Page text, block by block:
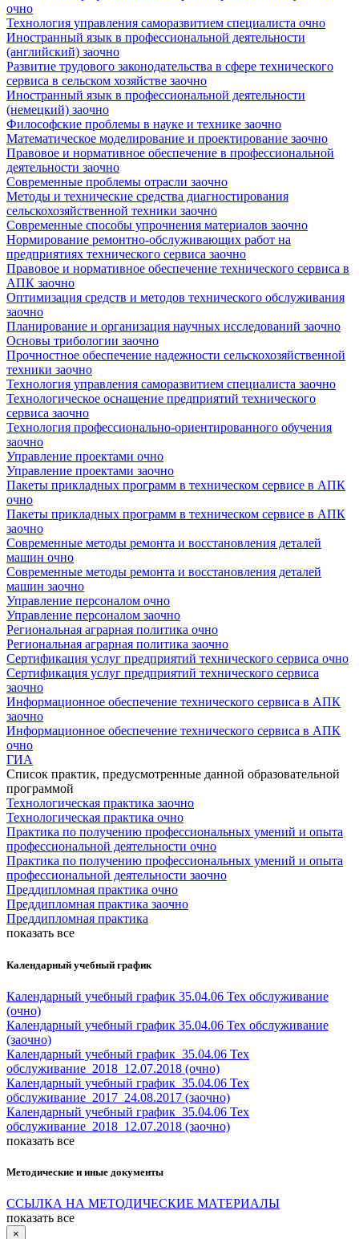
очно
Технология управления саморазвитием специалиста очно
Иностранный язык в профессиональной деятельности
(английский) заочно
Развитие трудового законодательства в сфере технического
сервиса в сельском хозяйстве заочно
Иностранный язык в профессиональной деятельности
(немецкий) заочно
Философские проблемы в науке и технике заочно
Математическое моделирование и проектирование заочно
Правовое и нормативное обеспечение в профессиональной
деятельности заочно
Современные проблемы отрасли заочно
Методы и технические средства диагностирования
сельскохозяйственной техники заочно
Современные способы упрочнения материалов заочно
Нормирование ремонтно-обслуживающих работ на
предприятиях технического сервиса заочно
Правовое и нормативное обеспечение технического сервиса в
АПК заочно
Оптимизация средств и методов технического обслуживания
заочно
Планирование и организация научных исследований заочно
Основы трибологии заочно
Прочностное обеспечение надежности сельскохозяйственной
техники заочно
Технология управления саморазвитием специалиста заочно
Технологическое оснащение предприятий технического
сервиса заочно
Технология профессионально-ориентированного обучения
заочно
Управление проектами очно
Управление проектами заочно
Пакеты прикладных программ в техническом сервисе в АПК
очно
Пакеты прикладных программ в техническом сервисе в АПК
заочно
Современные методы ремонта и восстановления деталей
машин очно
Современные методы ремонта и восстановления деталей
машин заочно
Управление персоналом очно
Управление персоналом заочно
Региональная аграрная политика очно
Региональная аграрная политика заочно
Сертификация услуг предприятий технического сервиса очно
Сертификация услуг предприятий технического сервиса
заочно
Информационное обеспечение технического сервиса в АПК
заочно
Информационное обеспечение технического сервиса в АПК
очно
ГИА
Список практик, предусмотренные данной образовательной
программой
Технологическая практика заочно
Технологическая практика очно
Практика по получению профессиональных умений и опыта
профессиональной деятельности очно
Практика по получению профессиональных умений и опыта
профессиональной деятельности заочно
Преддипломная практика очно
Преддипломная практика заочно
Преддипломная практика
показать все
Календарный учебный график
Календарный учебный график 35.04.06 Тех обслуживание
(очно)
Календарный учебный график 35.04.06 Тех обслуживание
(заочно)
Календарный учебный график_35.04.06 Тех
обслуживание_2018_12.07.2018 (очно)
Календарный учебный график_35.04.06 Тех
обслуживание_2017_24.08.2017 (заочно)
Календарный учебный график_35.04.06 Тех
обслуживание_2018_12.07.2018 (заочно)
показать все
Методические и иные документы
ССЫЛКА НА МЕТОДИЧЕСКИЕ МАТЕРИАЛЫ
показать все
×